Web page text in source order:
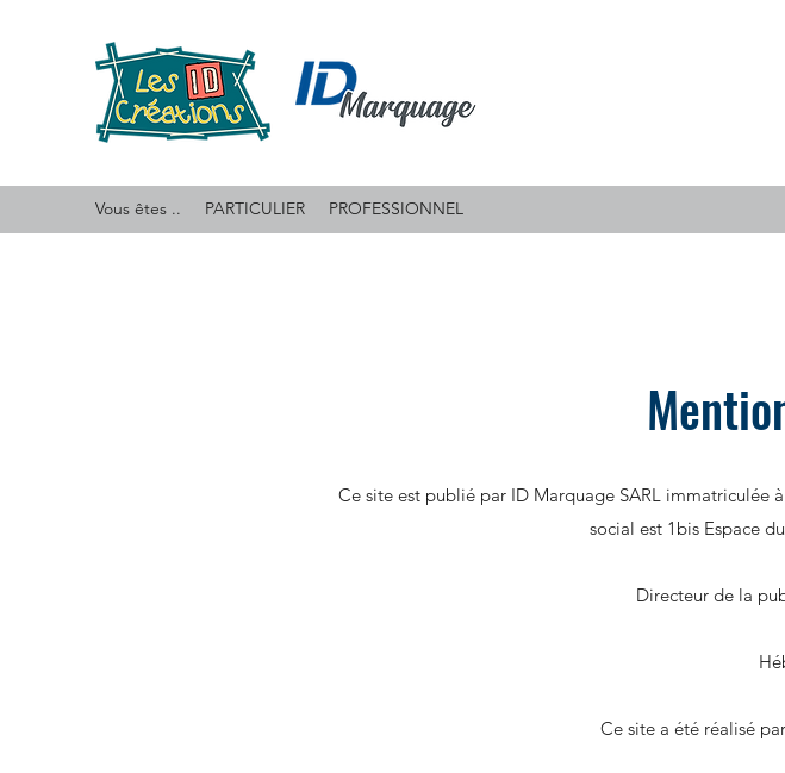
Vous êtes .. PARTICULIER PROFESSIONNEL
Ce site est publié par ID Marquage SARL immatriculée
social est 1bis Espace
Directeur de la
Ce site a été réalisé